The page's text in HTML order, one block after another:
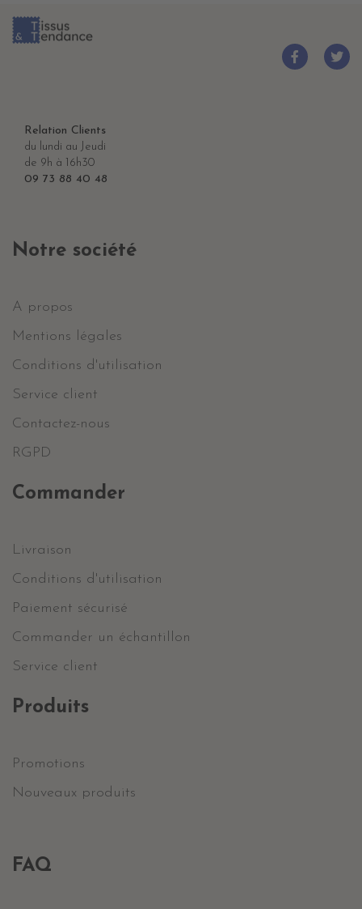
Relation Clients
du lundi au Jeudi
de 9h à 16h30
09 73 88 40 48
Notre société
A propos
Mentions légales
Conditions d'utilisation
Service client
Contactez-nous
RGPD
Commander
Livraison
Conditions d'utilisation
Paiement sécurisé
Commander un échantillon
Service client
Produits
Promotions
Nouveaux produits
FAQ